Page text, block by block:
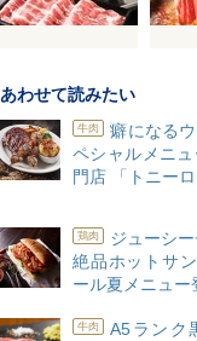
あわせて読みたい
牛肉
癖になる
ペシャルメニ
門店 「トニー
鶏肉
ジューシ
絶品ホットサ
ール夏メニュー
牛肉
A5ランク